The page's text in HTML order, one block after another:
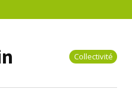
Collectivité